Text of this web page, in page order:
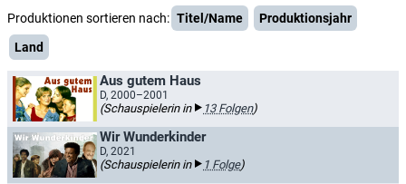
Produktionen sortieren nach: Titel/Name
Produktionsjahr
Land
Aus gutem Haus
D, 2000–2001
(Schauspielerin in 13 Folgen)
Wir Wunderkinder
D, 2021
(Schauspielerin in 1 Folge)